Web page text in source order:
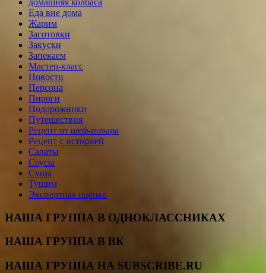
Еда вне дома
Жарим
Заготовки
Закуски
Запекаем
Мастер-класс
Новости
Персона
Пироги
Подорожники
Путешествия
Рецепт от шеф-повара
Рецепт с историей
Салаты
Соусы
Супы
Тушим
Экспертная оценка
НАША ГРУППА В ОДНОКЛАССНИКАХ
НАША ГРУППА В ВК
НАША ГРУППА НА SUBSCRIBE.RU